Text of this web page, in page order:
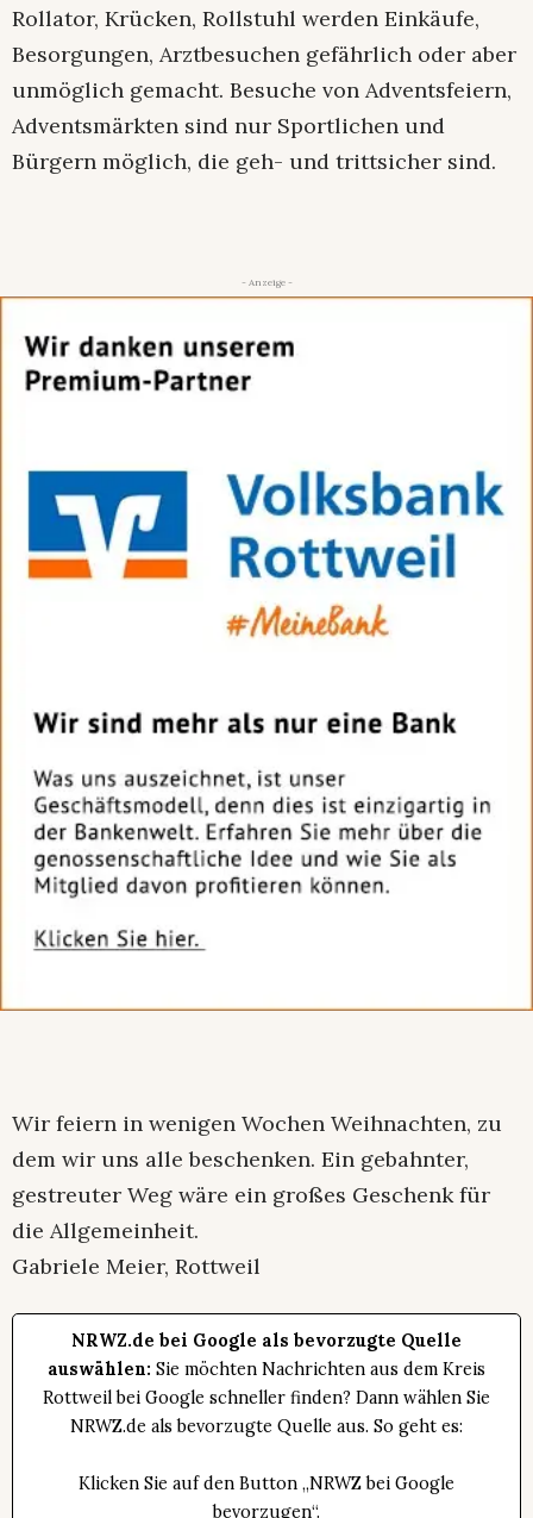
Rollator, Krücken, Rollstuhl werden Einkäufe,
Besorgungen, Arztbesuchen gefährlich oder aber
unmöglich gemacht. Besuche von Adventsfeiern,
Adventsmärkten sind nur Sportlichen und
Bürgern möglich, die geh- und trittsicher sind.
- Anzeige -
Wir feiern in wenigen Wochen Weihnachten, zu
dem wir uns alle beschenken. Ein gebahnter,
gestreuter Weg wäre ein großes Geschenk für
die Allgemeinheit.
Gabriele Meier, Rottweil
NRWZ.de bei Google als bevorzugte Quelle
auswählen: Sie möchten Nachrichten aus dem Kreis
Rottweil bei Google schneller finden? Dann wählen Sie
NRWZ.de als bevorzugte Quelle aus. So geht es:
Klicken Sie auf den Button „NRWZ bei Google
bevorzugen“.